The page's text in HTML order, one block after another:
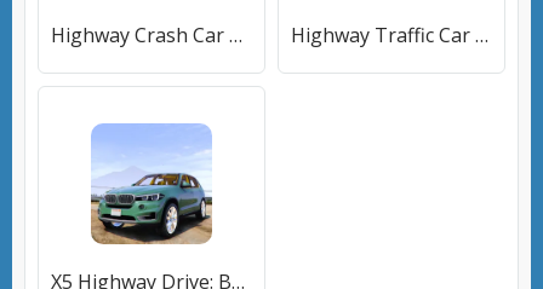
Highway Crash Car Race [МОД Все открыто] APK Android Highway Traffic Car Racer (Хайвей Трафик Кар Рейсер) [МОД Меню] APK Android
X5 Highway Drive: BMW Trucks (Хайвей 5 Драйв) [МОД Unlocked] APK Android